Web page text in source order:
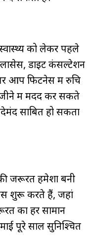
को लेकर पहले
डाइट कंसल्टेशन
आप फिटनेस में रुचि
में मदद कर सकते
साबित हो सकता
जरूरत हमेशा बनी
शुरू करते हैं, जहां
का हर सामान
पूरे साल सुनिश्चित